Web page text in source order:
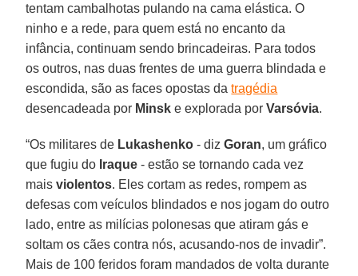
tentam cambalhotas pulando na cama elástica. O
ninho e a rede, para quem está no encanto da
infância, continuam sendo brincadeiras. Para todos
os outros, nas duas frentes de uma guerra blindada e
escondida, são as faces opostas datragédia
desencadeada por Minsk e explorada porVarsóvia.
“Os militares de Lukashenko - dizGoran, um gráfico
que fugiu do Iraque - estão se tornando cada vez
maisviolentos. Eles cortam as redes, rompem as
defesas com veículos blindados e nos jogam do outro
lado, entre as milícias polonesas que atiram gás e
soltam os cães contra nós, acusando-nos de invadir”.
Mais de 100 feridos foram mandados de volta durante